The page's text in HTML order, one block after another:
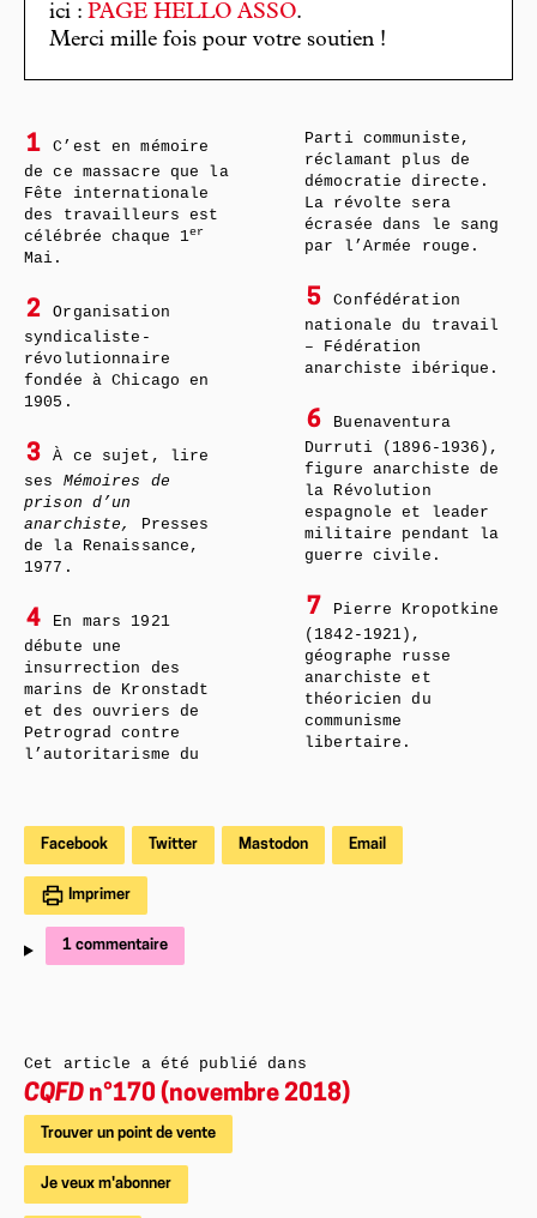
ici : PAGE HELLO ASSO.
Merci mille fois pour votre soutien !
1
C’est en mémoire
de ce massacre que la
Fête internationale
des travailleurs est
célébrée chaque 1er
Mai.
2
Organisation
syndicaliste-
révolutionnaire
fondée à Chicago en
1905.
3
À ce sujet, lire
ses Mémoires de
prison d’un
anarchiste,
Presses
de la Renaissance,
1977.
4
En mars 1921
débute une
insurrection des
marins de Kronstadt
et des ouvriers de
Petrograd contre
l’autoritarisme du
Parti communiste,
réclamant plus de
démocratie directe.
La révolte sera
écrasée dans le sang
par l’Armée rouge.
5
Confédération
nationale du travail
– Fédération
anarchiste ibérique.
6
Buenaventura
Durruti (1896-1936),
figure anarchiste de
la Révolution
espagnole et leader
militaire pendant la
guerre civile.
7
Pierre Kropotkine
(1842-1921),
géographe russe
anarchiste et
théoricien du
communisme
libertaire.
Facebook Twitter Mastodon Email
Imprimer
1 commentaire
Cet article a été publié dans
CQFD n°170 (novembre 2018)
Trouver un point de vente
Je veux m'abonner